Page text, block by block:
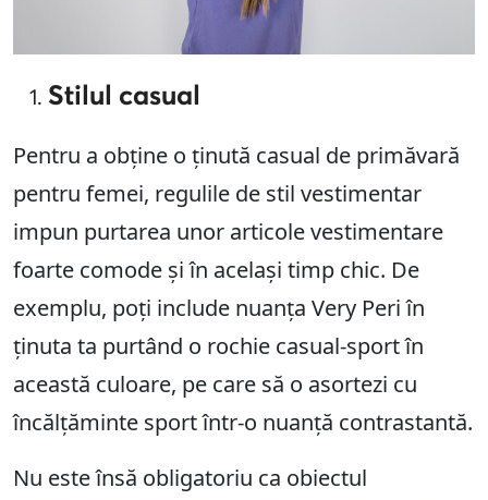
Stilul casual
Pentru a obține o ținută casual de primăvară
pentru femei, regulile de stil vestimentar
impun purtarea unor articole vestimentare
foarte comode și în același timp chic. De
exemplu, poți include nuanța Very Peri în
ținuta ta purtând o rochie casual-sport în
această culoare, pe care să o asortezi cu
încălțăminte sport într-o nuanță contrastantă.
Nu este însă obligatoriu ca obiectul